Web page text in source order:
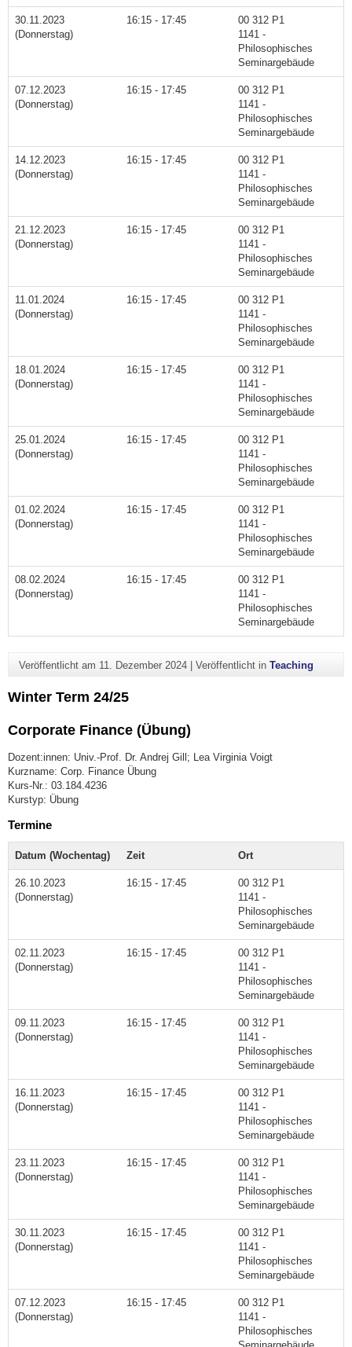
30.11.2023
(Donnerstag)
16:15 - 17:45
00 312 P1
1141 -
Philosophisches
Seminargebäude
07.12.2023
(Donnerstag)
16:15 - 17:45
00 312 P1
1141 -
Philosophisches
Seminargebäude
14.12.2023
(Donnerstag)
16:15 - 17:45
00 312 P1
1141 -
Philosophisches
Seminargebäude
21.12.2023
(Donnerstag)
16:15 - 17:45
00 312 P1
1141 -
Philosophisches
Seminargebäude
11.01.2024
(Donnerstag)
16:15 - 17:45
00 312 P1
1141 -
Philosophisches
Seminargebäude
18.01.2024
(Donnerstag)
16:15 - 17:45
00 312 P1
1141 -
Philosophisches
Seminargebäude
25.01.2024
(Donnerstag)
16:15 - 17:45
00 312 P1
1141 -
Philosophisches
Seminargebäude
01.02.2024
(Donnerstag)
16:15 - 17:45
00 312 P1
1141 -
Philosophisches
Seminargebäude
08.02.2024
(Donnerstag)
16:15 - 17:45
00 312 P1
1141 -
Philosophisches
Seminargebäude
Veröffentlicht am 11. Dezember 2024| Veröffentlicht in Teaching
Winter Term 24/25
Corporate Finance (Übung)
Dozent:innen: Univ.-Prof. Dr. Andrej Gill; Lea Virginia Voigt
Kurzname: Corp. Finance Übung
Kurs-Nr.: 03.184.4236
Kurstyp: Übung
Termine
Datum (Wochentag) Zeit Ort
26.10.2023
(Donnerstag)
16:15 - 17:45
00 312 P1
1141 -
Philosophisches
Seminargebäude
02.11.2023
(Donnerstag)
16:15 - 17:45
00 312 P1
1141 -
Philosophisches
Seminargebäude
09.11.2023
(Donnerstag)
16:15 - 17:45
00 312 P1
1141 -
Philosophisches
Seminargebäude
16.11.2023
(Donnerstag)
16:15 - 17:45
00 312 P1
1141 -
Philosophisches
Seminargebäude
23.11.2023
(Donnerstag)
16:15 - 17:45
00 312 P1
1141 -
Philosophisches
Seminargebäude
30.11.2023
(Donnerstag)
16:15 - 17:45
00 312 P1
1141 -
Philosophisches
Seminargebäude
07.12.2023
(Donnerstag)
16:15 - 17:45
00 312 P1
1141 -
Philosophisches